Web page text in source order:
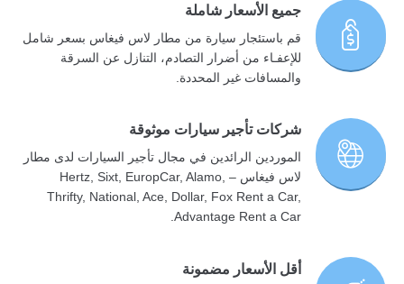
جميع الأسعار شاملة
قم باستئجار سيارة من مطار لاس فيغاس بسعر شامل
للإعفـاء من أضرار التصادم، التنازل عن السرقة
والمسافات غير المحددة.
شركات تأجير سيارات موثوقة
الموردين الرائدين في مجال تأجير السيارات لدى مطار
لاس فيغاس – Hertz, Sixt, EuropCar, Alamo,
Thrifty, National, Ace, Dollar, Fox Rent a Car,
Advantage Rent a Car.
أقل الأسعار مضمونة